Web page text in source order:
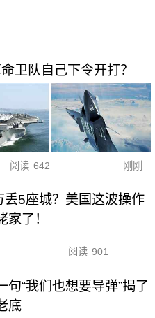
卫队自己下令开打？
阅读 642 刚刚
丢5座城？美国这波操作
家了！
阅读 901
句“我们也想要导弹”揭了
底